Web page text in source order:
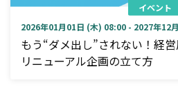
イベント
2026年01月01日 (木) 08:00 - 2027年12
もう“ダメ出し”されない！経
リニューアル企画の立て方